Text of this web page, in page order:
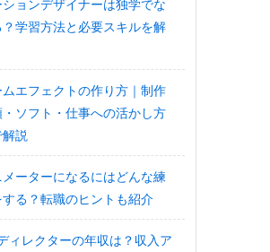
ションデザイナーは独学でな
学習方法と必要スキルを解
エフェクトの作り方｜制作
ソフト・仕事への活かし方
解説
メーターになるにはどんな練
る？転職のヒントも紹介
ィレクターの年収は？収入ア